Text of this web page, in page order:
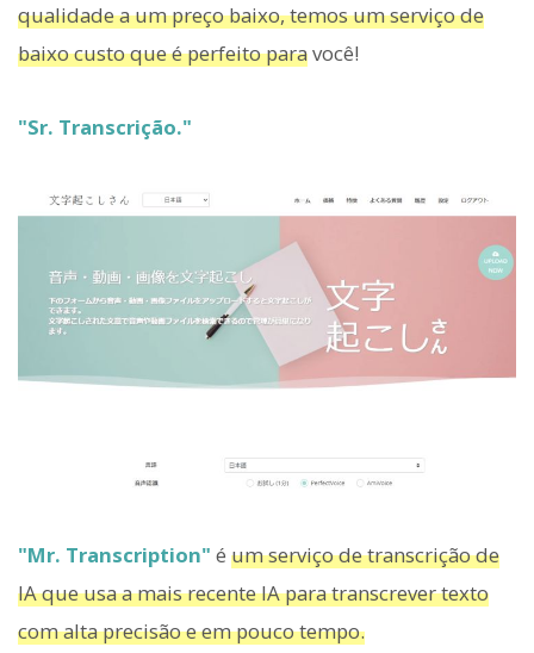
qualidade a um preço baixo, temos um serviço de
baixo custo que é perfeito paravocê!
"Sr. Transcrição."
"Mr. Transcription" é um serviço de transcrição de
IA que usa a mais recente IA para transcrever texto
com alta precisão e em pouco tempo.